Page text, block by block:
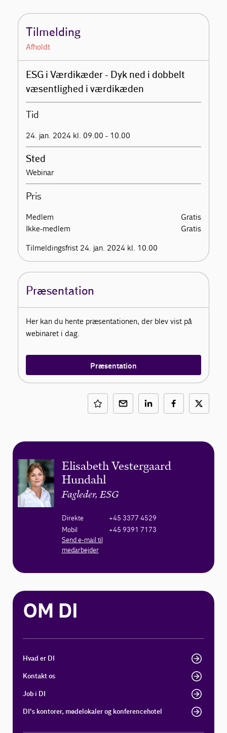
Tilmelding
Afholdt
ESG i Værdikæder - Dyk ned i dobbelt
væsentlighed i værdikæden
Tid
24. jan. 2024 kl. 09.00 - 10.00
Sted
Webinar
Pris
Medlem
Gratis
Ikke-medlem
Gratis
Tilmeldingsfrist 24. jan. 2024 kl. 10.00
Præsentation
Her kan du hente præsentationen, der blev vist på
webinaret i dag.
Præsentation
Elisabeth Vestergaard
Hundahl
Fagleder, ESG
Direkte
+45 3377 4529
Mobil
+45 9391 7173
Send e-mail til
medarbejder
OM DI
Hvad er DI
Kontakt os
Job i DI
DI's kontorer, mødelokaler og konferencehotel